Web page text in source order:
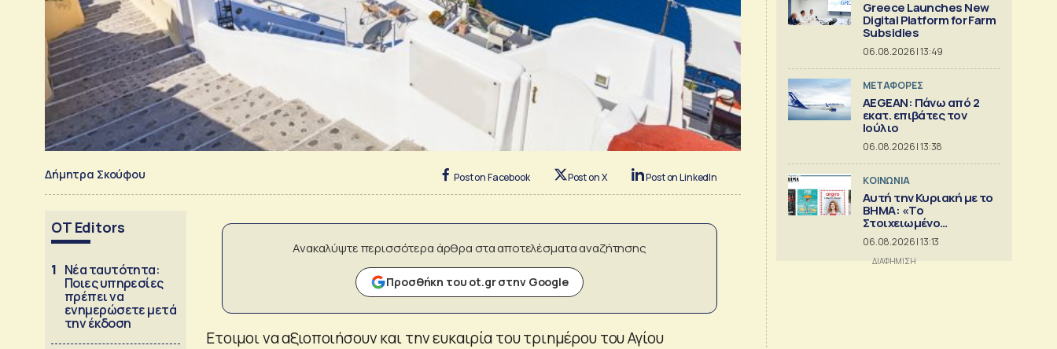
Δήμητρα Σκούφου Post on Facebook Post on X Post on LinkedIn
OT Editors
1 Νέα ταυτότητα:
Ποιες υπηρεσίες
πρέπει να
ενημερώσετε μετά
την έκδοση
Ανακαλύψτε περισσότερα άρθρα στα αποτελέσματα αναζήτησης
Προσθήκη του ot.gr στην Google
Ετοιμοι να αξιοποιήσουν και την ευκαιρία του τριημέρου του Αγίου
Greece Launches New
Digital Platform for Farm
Subsidies
06.08.2026 | 13:49
ΜΕΤΑΦΟΡΕΣ
AEGEAN: Πάνω από 2
εκατ. επιβάτες τον
Ιούλιο
06.08.2026 | 13:38
ΚΟΙΝΩΝΙΑ
Αυτή την Κυριακή με το
ΒΗΜΑ: «Το
Στοιχειωμένο
Ξενοδοχείο», Ελληνική
Κουζίνα & ΒΗΜΑGAZINO
06.08.2026 | 13:13